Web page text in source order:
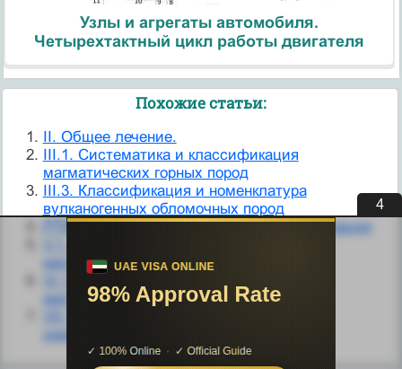
Узлы и агрегаты автомобиля.
Четырехтактный цикл работы двигателя
Похожие статьи:
II. Общее лечение.
III.1. Систематика и классификация
магматических горных пород
III.3. Классификация и номенклатура
вулканогенных обломочных пород
PTNM — патогистологическая классификация
метаморфических горных пород
метасоматических горных пород
номенклатура мигматитов
3